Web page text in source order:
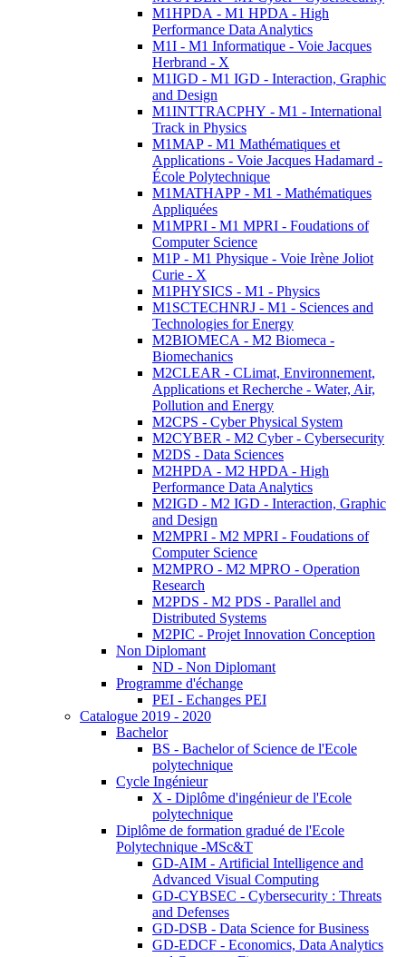
M1HPDA - M1 HPDA - High
Performance Data Analytics
M1I - M1 Informatique - Voie Jacques
Herbrand - X
M1IGD - M1 IGD - Interaction, Graphic
and Design
M1INTTRACPHY - M1 - International
Track in Physics
M1MAP - M1 Mathématiques et
Applications - Voie Jacques Hadamard -
École Polytechnique
M1MATHAPP - M1 - Mathématiques
Appliquées
M1MPRI - M1 MPRI - Foudations of
Computer Science
M1P - M1 Physique - Voie Irène Joliot
Curie - X
M1PHYSICS - M1 - Physics
M1SCTECHNRJ - M1 - Sciences and
Technologies for Energy
M2BIOMECA - M2 Biomeca -
Biomechanics
M2CLEAR - CLimat, Environnement,
Applications et Recherche - Water, Air,
Pollution and Energy
M2CPS - Cyber Physical System
M2CYBER - M2 Cyber - Cybersecurity
M2DS - Data Sciences
M2HPDA - M2 HPDA - High
Performance Data Analytics
M2IGD - M2 IGD - Interaction, Graphic
and Design
M2MPRI - M2 MPRI - Foudations of
Computer Science
M2MPRO - M2 MPRO - Operation
Research
M2PDS - M2 PDS - Parallel and
Distributed Systems
M2PIC - Projet Innovation Conception
Non Diplomant
ND - Non Diplomant
Programme d'échange
PEI - Echanges PEI
Catalogue 2019 - 2020
Bachelor
BS - Bachelor of Science de l'Ecole
polytechnique
Cycle Ingénieur
X - Diplôme d'ingénieur de l'Ecole
polytechnique
Diplôme de formation gradué de l'Ecole
Polytechnique -MSc&T
GD-AIM - Artificial Intelligence and
Advanced Visual Computing
GD-CYBSEC - Cybersecurity : Threats
and Defenses
GD-DSB - Data Science for Business
GD-EDCF - Economics, Data Analytics